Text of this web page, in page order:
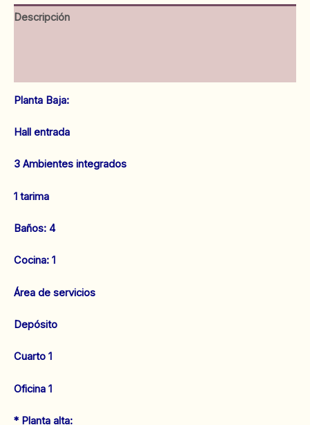
Ref:
1556
Descripción
Planta Baja:
Hall entrada
3 Ambientes integrados
1 tarima
Baños: 4
Cocina: 1
Área de servicios
Depósito
Cuarto 1
Oficina 1
* Planta alta: